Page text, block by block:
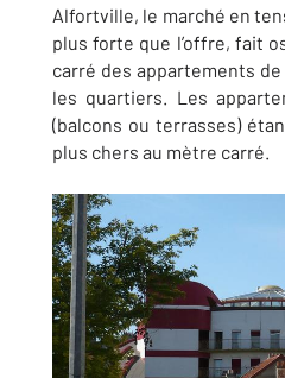
Alfortville, le marché en
plus forte que l’offre, fait
carré des appartements
les quartiers. Les
(balcons ou terrasses)
plus chers au mètre carré.